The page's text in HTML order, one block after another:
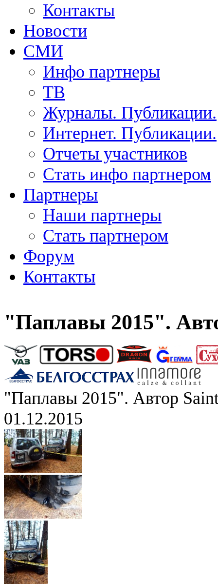
Контакты
Новости
СМИ
Инфо партнеры
ТВ
Журналы. Публикации.
Интернет. Публикации.
Отчеты участников
Стать инфо партнером
Партнеры
Наши партнеры
Стать партнером
Форум
Контакты
"Паплавы 2015".
"Паплавы 2015". Автор
01.12.2015